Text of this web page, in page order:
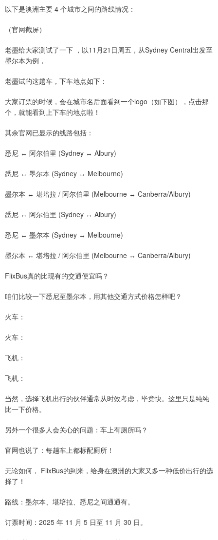
以下是澳洲主要 4 个城市之间的路线情况：
（官网截屏）
老墨给大家测试了一下 ，以11月21日周五，从Sydney Central出发至
墨尔本为例，
老墨试的这趟车，下车地点如下：
大家订票的时候，会在城市名后面看到一个logo（如下图），点击那
个，就能看到上下车的地点啦！
其余官网已显示的线路包括：
悉尼 ↔ 阿尔伯里 (Sydney ↔ Albury)
悉尼 ↔ 墨尔本 (Sydney ↔ Melbourne)
墨尔本 ↔ 堪培拉 / 阿尔伯里 (Melbourne ↔ Canberra/Albury)
悉尼 ↔ 阿尔伯里 (Sydney ↔ Albury)
悉尼 ↔ 墨尔本 (Sydney ↔ Melbourne)
墨尔本 ↔ 堪培拉 / 阿尔伯里 (Melbourne ↔ Canberra/Albury)
FlixBus真的比现有的交通便宜吗？
咱们比较一下悉尼至墨尔本，用其他交通方式价格怎样吧？
火车：
火车：
飞机：
飞机：
当然，选择飞机出行的伙伴通常从时效考虑，毕竟快。这里只是纯纯
比一下价格。
另外一个很多人会关心的问题：车上有厕所吗？
官网也说了：每趟车上都标配厕所！
无论如何， FlixBus的到来，给身在澳洲的大家又多一种低价出行的选
择了！
路线：墨尔本、堪培拉、悉尼之间通通有。
订票时间：2025 年 11 月 5 日至 11 月 30 日。